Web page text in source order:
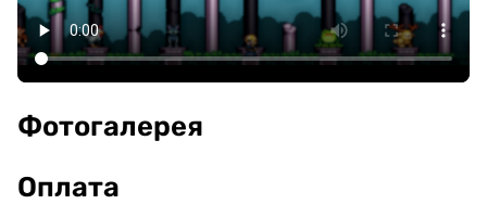
Фотогалерея
Оплата